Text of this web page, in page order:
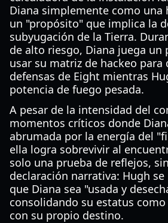
Diana simplemente como una
un "propósito" que implica la
subyugación de la Tierra.
de alto riesgo, Diana juega un
usar su matriz de hackeo para
defensas de Eight mientras
potencia de fuego pesada.
A pesar de la intensidad del
momentos críticos donde
abrumada por la energía del
ella logra sobrevivir al
solo una prueba de reflejos,
declaración narrativa: Hugh
que Diana sea "usada y
consolidando su estatus
con su propio destino.